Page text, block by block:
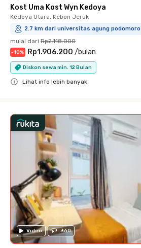
Kost Uma Kost Wyn Kedoya
Kedoya Utara, Kebon Jeruk
2.7 km dari universitas agung podomoro
mulai dari Rp2.118.000
-10% Rp1.906.200 /bulan
Diskon sewa min. 12 Bulan
Lihat info lebih banyak
Video 360